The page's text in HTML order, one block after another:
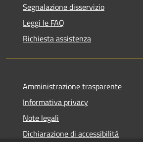
Segnalazione disservizio
Leggi le FAQ
Richiesta assistenza
Amministrazione trasparente
Informativa privacy
Note legali
Dichiarazione di accessibilità